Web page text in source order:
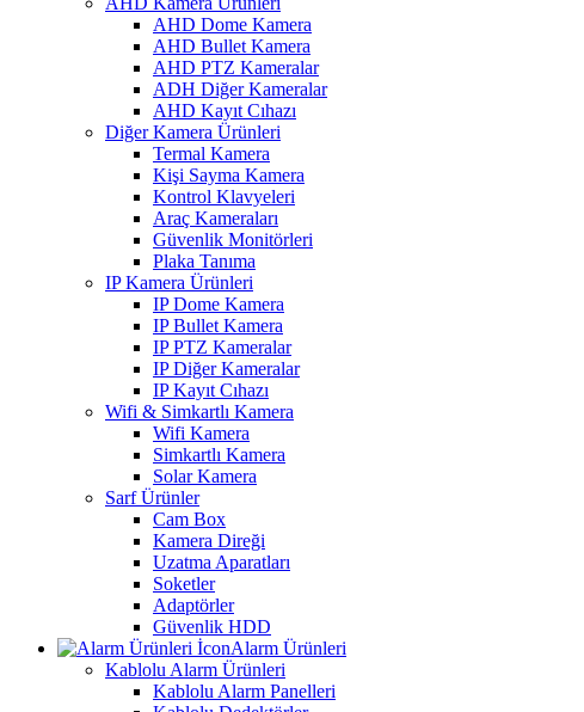
AHD Dome Kamera
AHD Bullet Kamera
AHD PTZ Kameralar
ADH Diğer Kameralar
AHD Kayıt Cıhazı
Diğer Kamera Ürünleri
Termal Kamera
Kişi Sayma Kamera
Kontrol Klavyeleri
Araç Kameraları
Güvenlik Monitörleri
Plaka Tanıma
IP Kamera Ürünleri
IP Dome Kamera
IP Bullet Kamera
IP PTZ Kameralar
IP Diğer Kameralar
IP Kayıt Cıhazı
Wifi & Simkartlı Kamera
Wifi Kamera
Simkartlı Kamera
Solar Kamera
Sarf Ürünler
Cam Box
Kamera Direği
Uzatma Aparatları
Soketler
Adaptörler
Güvenlik HDD
Alarm Ürünleri
Kablolu Alarm Ürünleri
Kablolu Alarm Panelleri